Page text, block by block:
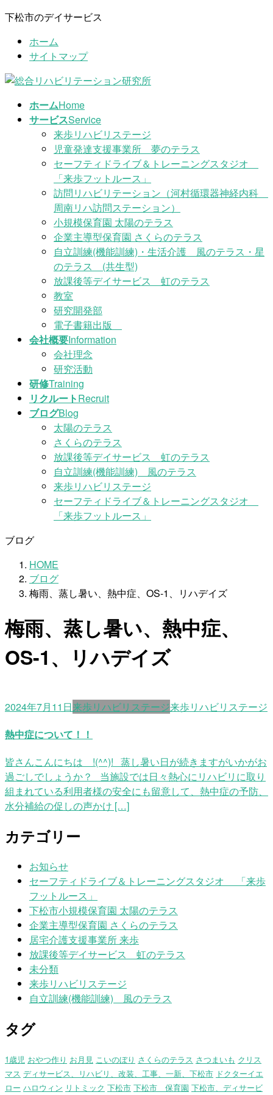
コ
ツ
ナ
シ
下松市のデイサービス
ホーム
サイトマップ
ホームHome
サービスService
来歩リハビリステージ
児童発達支援事業所 夢のテラス
セーフティドライブ＆トレーニングスタジオ
「来歩フットルース」
訪問リハビリテーション（河村循環器神経内科
周南リハ訪問ステーション）
小規模保育園 太陽のテラス
企業主導型保育園 さくらのテラス
自立訓練(機能訓練)・生活介護 風のテラス・星
のテラス (共生型)
放課後等デイサービス 虹のテラス
教室
研究開発部
電子書籍出版
会社概要Information
会社理念
研究活動
研修Training
リクルートRecruit
ブログBlog
太陽のテラス
さくらのテラス
放課後等デイサービス 虹のテラス
自立訓練(機能訓練) 風のテラス
来歩リハビリステージ
セーフティドライブ＆トレーニングスタジオ
「来歩フットルース」
ブログ
HOME
ブログ
梅雨、蒸し暑い、熱中症、OS-1、リハデイズ
梅雨、蒸し暑い、熱中症、
OS-1、リハデイズ
2024年7月11日来歩リハビリステージ来歩リハビリステージ
熱中症について！！
皆さんこんにちは !(^^)! 蒸し暑い日が続きますがいかがお
過ごしでしょうか？ 当施設では日々熱心にリハビリに取り
組まれている利用者様の安全にも留意して、熱中症の予防、
水分補給の促しの声かけ […]
カテゴリー
お知らせ
セーフティドライブ＆トレーニングスタジオ 「来歩
フットルース」
下松市小規模保育園 太陽のテラス
企業主導型保育園 さくらのテラス
居宅介護支援事業所 来歩
放課後等デイサービス 虹のテラス
未分類
来歩リハビリステージ
自立訓練(機能訓練) 風のテラス
タグ
1歳児 おやつ作り お月見 こいのぼり さくらのテラス さつまいも クリス
マス ディサービス、リハビリ、改装、工事、一新、下松市 ドクターイエ
ロー ハロウィン リトミック 下松市 下松市 保育園 下松市、ディサービ